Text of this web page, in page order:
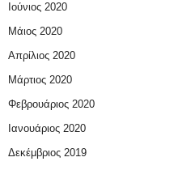
Ιούνιος 2020
Μάιος 2020
Απρίλιος 2020
Μάρτιος 2020
Φεβρουάριος 2020
Ιανουάριος 2020
Δεκέμβριος 2019